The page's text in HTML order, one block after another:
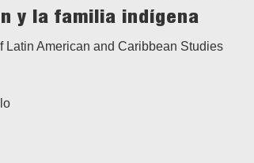
y la familia indígena
Latin American and Caribbean Studies